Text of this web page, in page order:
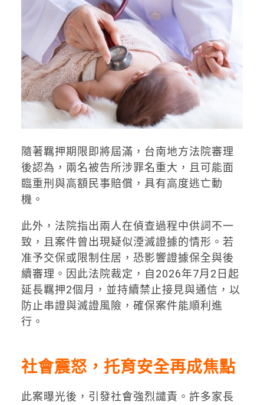
隨著羈押期限即將屆滿，台南地方法院審理
後認為，兩名被告所涉罪名重大，且可能面
臨重刑與高額民事賠償，具有高度逃亡動
機。
此外，法院指出兩人在偵查過程中供詞不一
致，且案件曾出現疑似湮滅證據的情形。若
准予交保或限制住居，恐影響證據保全與後
續審理。因此法院裁定，自2026年7月2日起
延長羈押2個月，並持續禁止接見與通信，以
防止串證與滅證風險，確保案件能順利進
行。
社會震怒，托育安全再成焦點
此案曝光後，引發社會強烈譴責。許多家長